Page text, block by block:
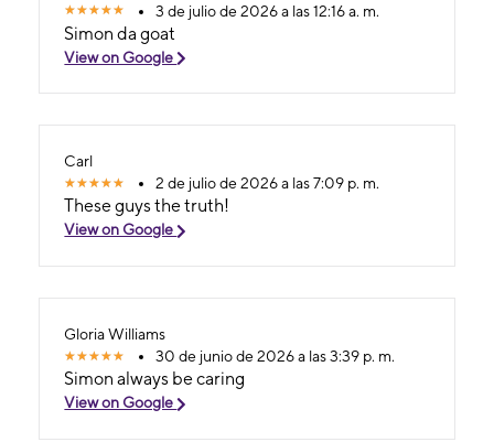
3 de julio de 2026 a las 12:16 a. m.
Simon da goat
View on Google
Carl
2 de julio de 2026 a las 7:09 p. m.
These guys the truth!
View on Google
Gloria Williams
30 de junio de 2026 a las 3:39 p. m.
Simon always be caring
View on Google